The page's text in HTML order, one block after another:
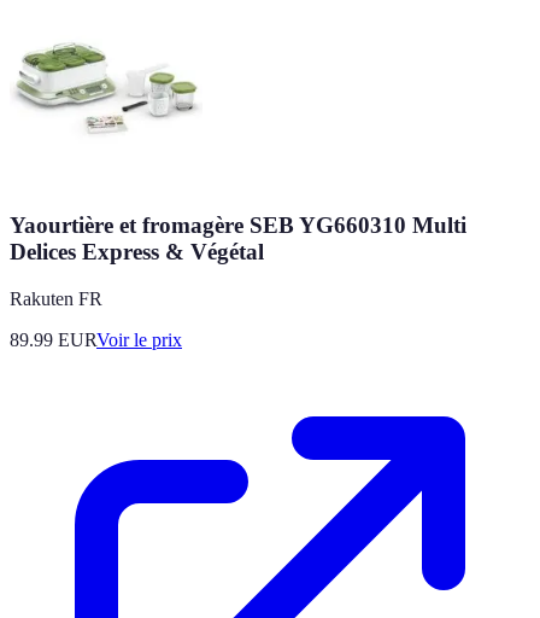
Yaourtière et fromagère SEB YG660310 Multi
Delices Express & Végétal
Rakuten FR
89.99 EURVoir le prix